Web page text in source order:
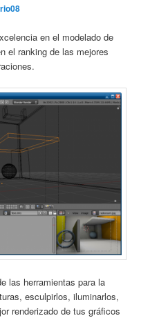
en el modelado de
el ranking de las mejores
las herramientas para la
esculpirlos, iluminarlos,
renderizado de tus gráficos